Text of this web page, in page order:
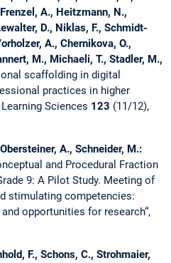
A., Heitzmann, N.,
D., Niklas, F., Schmidt-
A., Chernikova, O.,
M., Michaeli, T., Stadler, M.,
scaffolding in digital
practices in higher
Sciences 123 (11/12),
A., Schneider, M.:
and Procedural Fraction
9: A Pilot Study. Meeting of
stimulating competencies:
opportunities for research“,
F., Schons, C., Strohmaier,